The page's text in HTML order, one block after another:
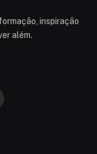
inspiração
além.